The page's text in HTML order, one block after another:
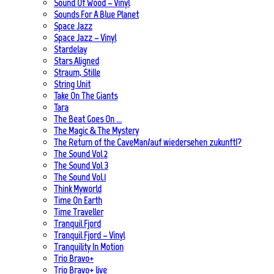
Sound Of Wood – Vinyl
Sounds For A Blue Planet
Space Jazz
Space Jazz – Vinyl
Stardelay
Stars Aligned
Straum, Stille
String Unit
Take On The Giants
Tara
The Beat Goes On …
The Magic & The Mystery
The Return of the CaveMan/auf wiedersehen zukunft!?
The Sound Vol 2
The Sound Vol 3
The Sound Vol.1
Think Myworld
Time On Earth
Time Traveller
Tranquil Fjord
Tranquil Fjord – Vinyl
Tranquility In Motion
Trio Bravo+
Trio Bravo+ live